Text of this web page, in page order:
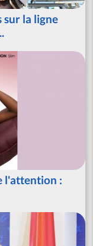
la ligne
l'attention :